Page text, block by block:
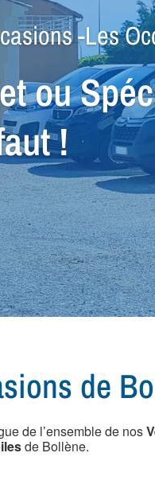
-Les
de
de l’ensemble de nos
de Bollène.